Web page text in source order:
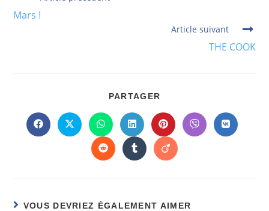
Mars !
Article suivant
THE COOK
PARTAGER
VOUS DEVRIEZ ÉGALEMENT AIMER